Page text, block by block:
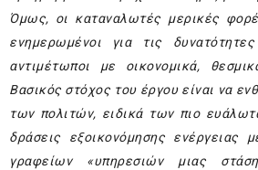
Όμως, οι καταναλωτές μερικές
ενημερωμένοι για τις
αντιμέτωποι με οικονομικά,
Βασικός στόχος του έργου είναι να
των πολιτών, ειδικά των πιο
δράσεις εξοικονόμησης ενέργειας
γραφείων «υπηρεσιών μιας